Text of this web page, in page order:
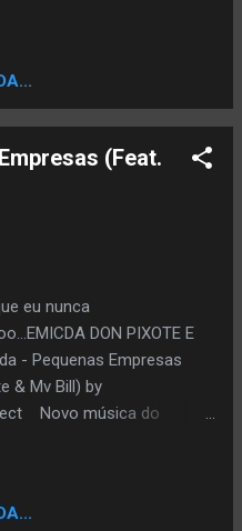
2012...que havera
(Feat.
eu nunca
DON PIXOTE E
- Pequenas Empresas
& Mv Bill) by
Novo música do
faz parte do
e a Revolução